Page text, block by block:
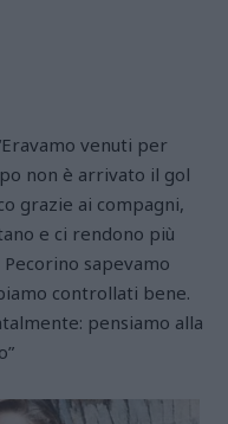
venuti per
non è arrivato il gol
grazie ai compagni,
e ci rendono più
sapevamo
controllati bene.
pensiamo alla